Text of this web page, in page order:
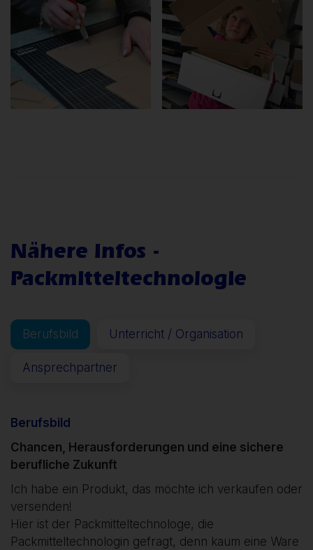
Nähere Infos -
Packmitteltechnologie
Berufsbild Unterricht / Organisation
Ansprechpartner
Berufsbild
Chancen, Herausforderungen und eine sichere
berufliche Zukunft
Ich habe ein Produkt, das möchte ich verkaufen oder
versenden!
Hier ist der Packmitteltechnologe, die
Packmitteltechnologin gefragt, denn kaum eine Ware